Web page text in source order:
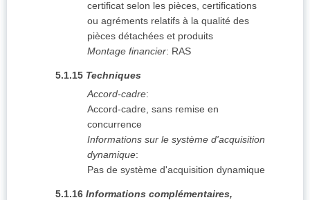
certificat selon les pièces, certifications
ou agréments relatifs à la qualité des
pièces détachées et produits
Montage financier: RAS
5.1.15 Techniques
Accord-cadre:
Accord-cadre, sans remise en
concurrence
Informations sur le système d'acquisition
dynamique:
Pas de système d'acquisition dynamique
5.1.16 Informations complémentaires,